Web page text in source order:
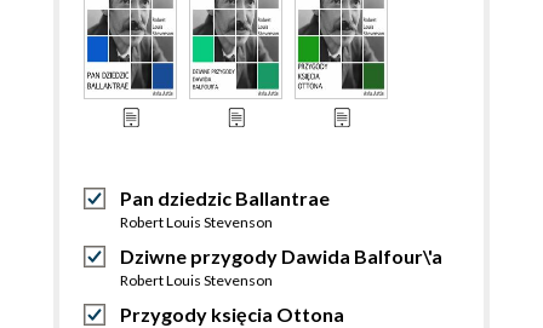
Pan dziedzic Ballantrae
Robert Louis Stevenson
Dziwne przygody Dawida Balfour\'a
Robert Louis Stevenson
Przygody księcia Ottona